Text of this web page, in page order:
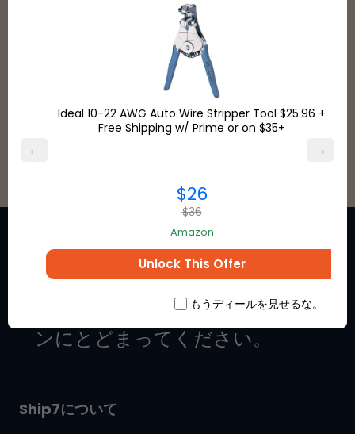
すべて見る
お気に入りのブランドからの特
別割引の機会についてオンライ
ンにとどまってください。
Ship7について
← →
Ideal 10-22 AWG Auto Wire Stripper Tool $25.96 +
Free Shipping w/ Prime or on $35+
$26
$36
Amazon
Unlock This Offer
もうディールを見せるな。